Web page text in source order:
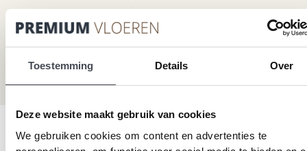
Toestemming Details Over
Deze website maakt gebruik van cookies
We gebruiken cookies om content en advertenties te
+31 115 745075
Realisatie: